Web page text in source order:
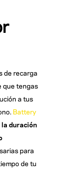
de recarga
que tengas
a tus
Battery
la duración
para
de tu